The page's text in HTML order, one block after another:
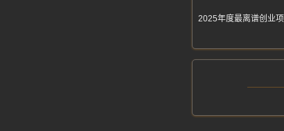
2025年度最离谱创业